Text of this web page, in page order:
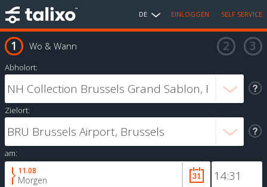
DE EINLOGGEN SELF SERVICE
Wo & Wann
Abholort:
Zielort:
am:
11.08
Morgen